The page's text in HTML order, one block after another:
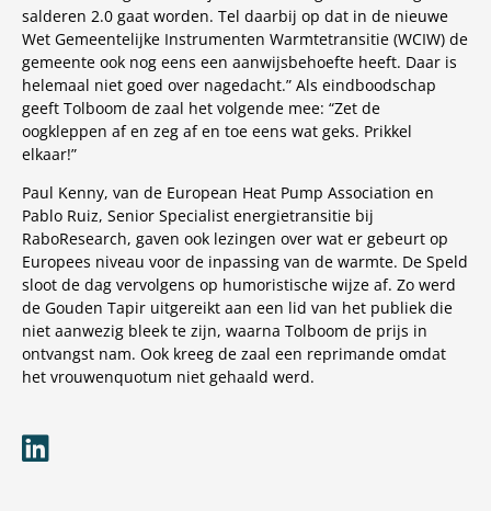
salderen 2.0 gaat worden. Tel daarbij op dat in de nieuwe
Wet Gemeentelijke Instrumenten Warmtetransitie (WCIW) de
gemeente ook nog eens een aanwijsbehoefte heeft. Daar is
helemaal niet goed over nagedacht.” Als eindboodschap
geeft Tolboom de zaal het volgende mee: “Zet de
oogkleppen af en zeg af en toe eens wat geks. Prikkel
elkaar!”
Paul Kenny, van de European Heat Pump Association en
Pablo Ruiz, Senior Specialist energietransitie bij
RaboResearch, gaven ook lezingen over wat er gebeurt op
Europees niveau voor de inpassing van de warmte. De Speld
sloot de dag vervolgens op humoristische wijze af. Zo werd
de Gouden Tapir uitgereikt aan een lid van het publiek die
niet aanwezig bleek te zijn, waarna Tolboom de prijs in
ontvangst nam. Ook kreeg de zaal een reprimande omdat
het vrouwenquotum niet gehaald werd.